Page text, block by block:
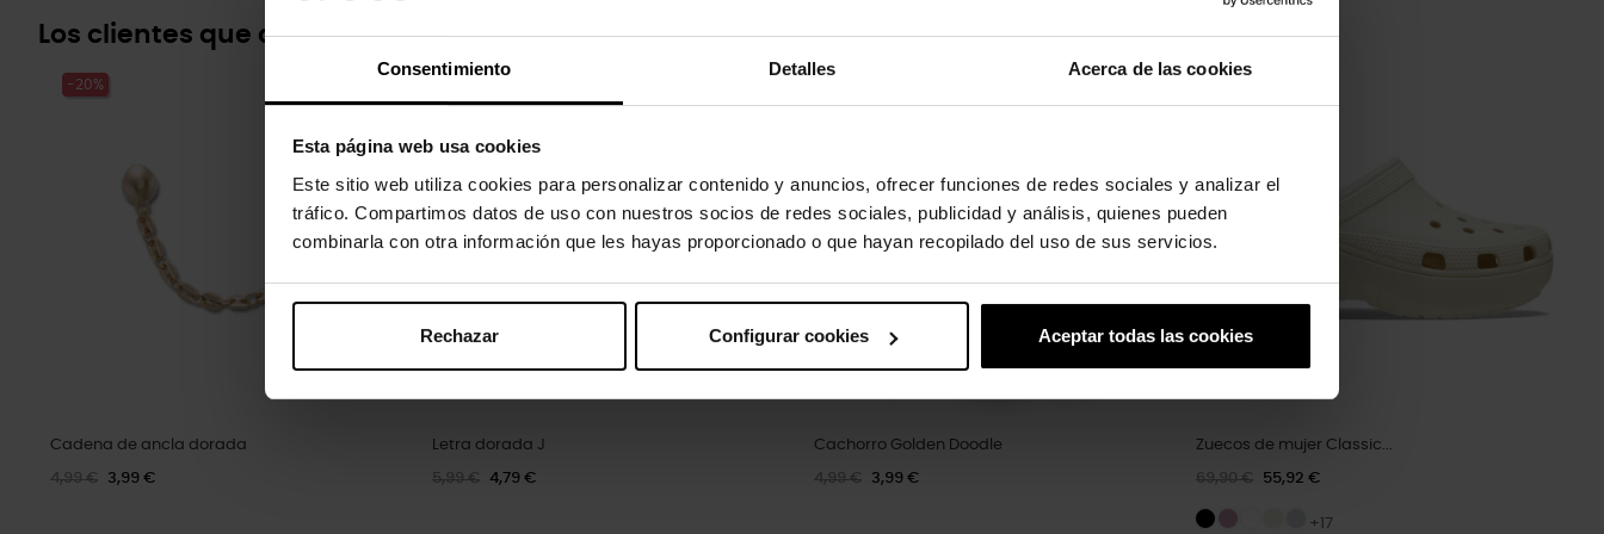
Consentimiento Detalles Acerca de las cookies
Esta página web usa cookies
Este sitio web utiliza cookies para personalizar contenido y anuncios, ofrecer funciones de redes sociales y analizar el
tráfico. Compartimos datos de uso con nuestros socios de redes sociales, publicidad y análisis, quienes pueden
combinarla con otra información que les hayas proporcionado o que hayan recopilado del uso de sus servicios.
Rechazar Configurar cookies Aceptar todas las cookies
Los clientes que compraron este producto también han comprado:
-20%
Cadena de ancla dorada
4,99 € 3,99 €
Letra dorada J
5,99 € 4,79 €
Cachorro Golden Doodle
4,99 € 3,99 €
Zuecos de mujer Classic...
69,90 € 55,92 €
+17